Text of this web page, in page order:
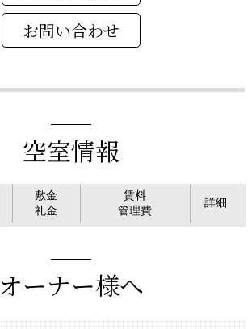
空室情報
敷金
礼金
賃料
管理費
詳細
オーナー様へ